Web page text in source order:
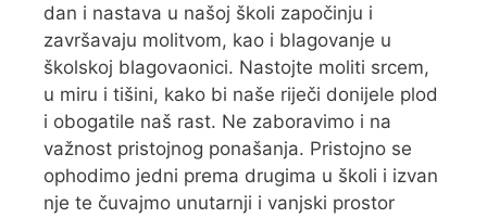
dan i nastava u našoj školi započinju i
završavaju molitvom, kao i blagovanje u
školskoj blagovaonici. Nastojte moliti srcem,
u miru i tišini, kako bi naše riječi donijele plod
i obogatile naš rast. Ne zaboravimo i na
važnost pristojnog ponašanja. Pristojno se
ophodimo jedni prema drugima u školi i izvan
nje te čuvajmo unutarnji i vanjski prostor